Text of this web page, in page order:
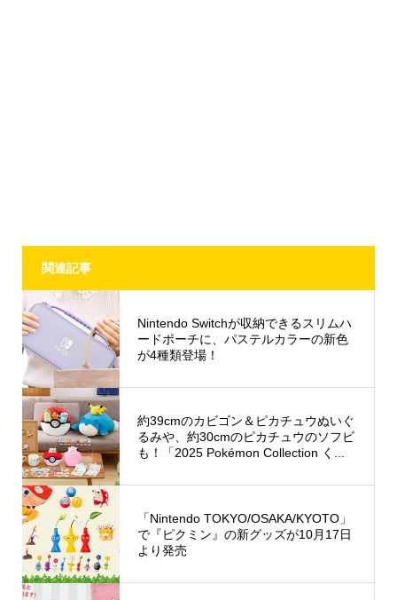
関連記事
Nintendo Switchが収納できるスリムハ
ードポーチに、パステルカラーの新色
が4種類登場！
約39cmのカビゴン＆ピカチュウぬいぐ
るみや、約30cmのピカチュウのソフビ
も！「2025 Pokémon Collection く...
「Nintendo TOKYO/OSAKA/KYOTO」
で『ピクミン』の新グッズが10月17日
より発売